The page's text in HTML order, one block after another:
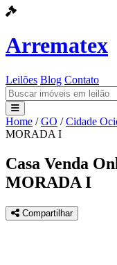
Arrematex
Leilões Blog Contato
Leilões
Blog
Contato
Home / GO / Cidade
MORADA I
Casa Venda
MORADA I
Compartilhar